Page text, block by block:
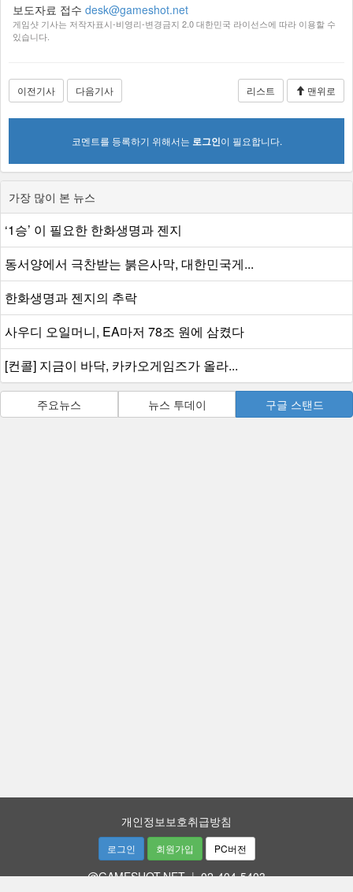
보도자료 접수 desk@gameshot.net
게임샷 기사는 저작자표시-비영리-변경금지 2.0 대한민국 라이선스에 따라 이용할 수
있습니다.
이전기사 다음기사 리스트 맨위로
코멘트를 등록하기 위해서는 로그인이 필요합니다.
가장 많이 본 뉴스
‘1승’ 이 필요한 한화생명과 젠지
동서양에서 극찬받는 붉은사막, 대한민국게...
한화생명과 젠지의 추락
사우디 오일머니, EA마저 78조 원에 삼켰다
[컨콜] 지금이 바닥, 카카오게임즈가 올라...
주요뉴스 뉴스 투데이 구글 스탠드
개인정보보호취급방침
로그인 회원가입 PC버전
@GAMESHOT.NET|02-404-5403